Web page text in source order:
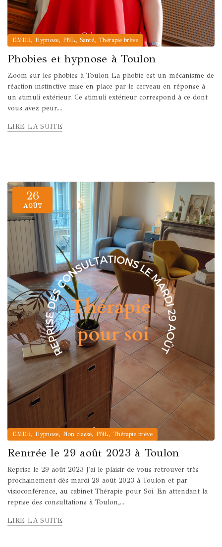
EMDR, Hypnose, PNL, Santé, Thérapie brève
Phobies et hypnose à Toulon
Zoom sur les phobies à Toulon La phobie est un mécanisme de
réaction instinctive mise en place par le cerveau en réponse à
un stimuli extérieur. Ce stimuli extérieur correspond à ce dont
vous avez peur....
LIRE LA SUITE
26
AOÛT
EMDR, Hypnose, Non classé, PNL, Thérapie brève
Rentrée le 29 août 2023 à Toulon
Reprise le 29 août 2023 J'ai le plaisir de vous retrouver très
prochainement dès mardi 29 août 2023 à Toulon et par
visioconférence, au cabinet Thérapie pour Soi. En attendant la
reprise des consultations à Toulon,...
LIRE LA SUITE